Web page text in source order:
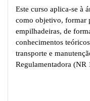
Este curso aplica-se à
como objetivo, formar
empilhadeiras, de
conhecimentos
transporte e
Regulamentadora (NR